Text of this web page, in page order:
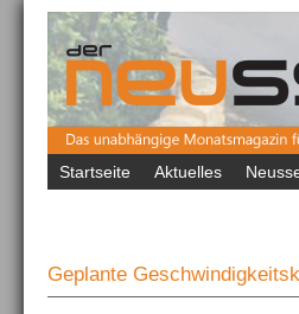
Startseite Aktuelles
Geplante